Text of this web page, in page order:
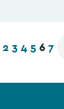
2 3 4 5 6 7